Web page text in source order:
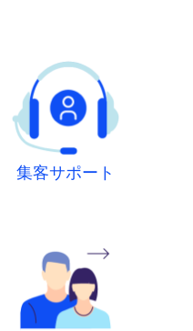
集客サポート